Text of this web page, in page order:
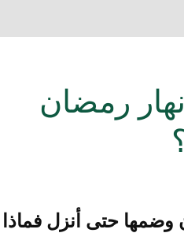
رمضان
حتى أنزل فماذا